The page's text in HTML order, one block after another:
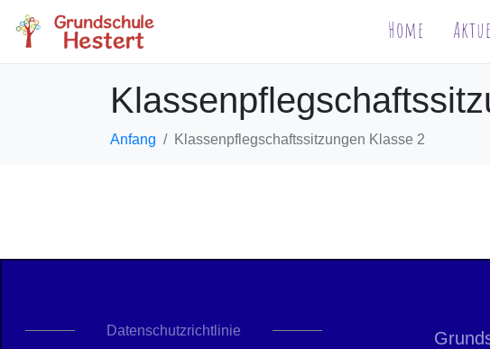
Home
Anfang Klassenpflegschaftssitzungen Klasse 2
Datenschutzrichtlinie